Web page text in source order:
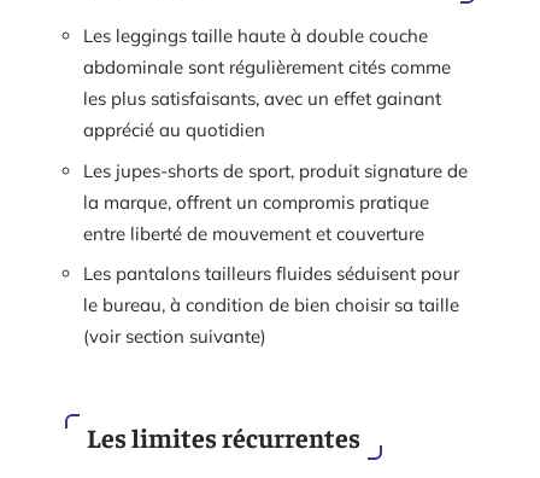
Les leggings taille haute à double couche
abdominale sont régulièrement cités comme
les plus satisfaisants, avec un effet gainant
apprécié au quotidien
Les jupes-shorts de sport, produit signature de
la marque, offrent un compromis pratique
entre liberté de mouvement et couverture
Les pantalons tailleurs fluides séduisent pour
le bureau, à condition de bien choisir sa taille
(voir section suivante)
Les limites récurrentes